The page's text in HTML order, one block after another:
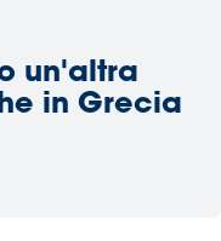
un'altra
in Grecia